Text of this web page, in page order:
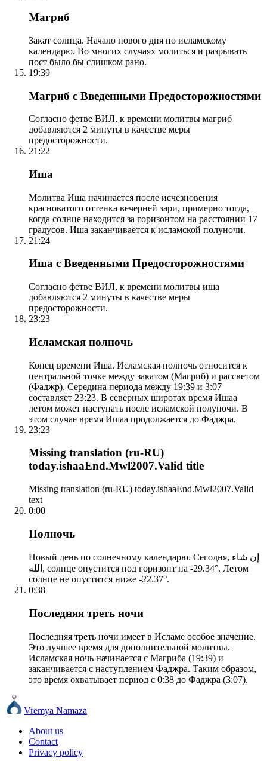
Магриб
Закат солнца. Начало нового дня по исламскому
календарю. Во многих случаях молиться и разрывать
пост было бы слишком рано.
19:39
Магриб с Введенными Предосторожностями
Согласно фетве ВИЛ, к времени молитвы магриб
добавляются 2 минуты в качестве меры
предосторожности.
21:22
Иша
Молитва Иша начинается после исчезновения
красноватого оттенка вечерней зари, примерно тогда,
когда солнце находится за горизонтом на расстоянии 17
градусов. Иша заканчивается к исламской полуночи.
21:24
Иша с Введенными Предосторожностями
Согласно фетве ВИЛ, к времени молитвы иша
добавляются 2 минуты в качестве меры
предосторожности.
23:23
Исламская полночь
Конец времени Иша. Исламская полночь относится к
центральной точке между закатом (Магриб) и рассветом
(Фаджр). Середина периода между 19:39 и 3:07
составляет 23:23. В северных широтах время Ишаа
летом может наступать после исламской полуночи. В
этом случае время Ишаа продолжается до Фаджра.
23:23
Missing translation (ru-RU)
today.ishaaEnd.Mwl2007.Valid title
Missing translation (ru-RU) today.ishaaEnd.Mwl2007.Valid
text
0:00
Полночь
Новый день по солнечному календарю. Сегодня, إن شاء
الله, солнце опустится под горизонт на -29.34°. Летом
солнце не опустится ниже -22.37°.
0:38
Последняя треть ночи
Последняя треть ночи имеет в Исламе особое значение.
Это лучшее время для дополнительной молитвы.
Исламская ночь начинается с Магриба (19:39) и
заканчивается с наступлением Фаджра. Таким образом,
это время охватывает период с 0:38 до Фаджра (3:07).
Vremya Namaza
About us
Contact
Privacy policy